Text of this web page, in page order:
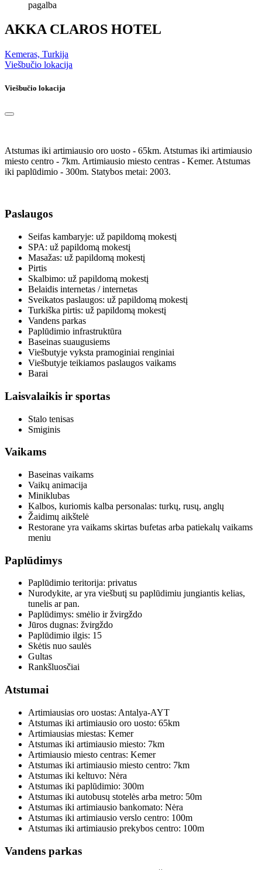
pagalba
AKKA CLAROS HOTEL
Kemeras, Turkija
Viešbučio lokacija
Viešbučio lokacija
Atstumas iki artimiausio oro uosto - 65km. Atstumas iki artimiausio
miesto centro - 7km. Artimiausio miesto centras - Kemer. Atstumas
iki paplūdimio - 300m. Statybos metai: 2003.
Paslaugos
Seifas kambaryje: už papildomą mokestį
SPA: už papildomą mokestį
Masažas: už papildomą mokestį
Pirtis
Skalbimo: už papildomą mokestį
Belaidis internetas / internetas
Sveikatos paslaugos: už papildomą mokestį
Turkiška pirtis: už papildomą mokestį
Vandens parkas
Paplūdimio infrastruktūra
Baseinas suaugusiems
Viešbutyje vyksta pramoginiai renginiai
Viešbutyje teikiamos paslaugos vaikams
Barai
Laisvalaikis ir sportas
Stalo tenisas
Smiginis
Vaikams
Baseinas vaikams
Vaikų animacija
Miniklubas
Kalbos, kuriomis kalba personalas: turkų, rusų, anglų
Žaidimų aikštelė
Restorane yra vaikams skirtas bufetas arba patiekalų vaikams
meniu
Paplūdimys
Paplūdimio teritorija: privatus
Nurodykite, ar yra viešbutį su paplūdimiu jungiantis kelias,
tunelis ar pan.
Paplūdimys: smėlio ir žvirgždo
Jūros dugnas: žvirgždo
Paplūdimio ilgis: 15
Skėtis nuo saulės
Gultas
Rankšluosčiai
Atstumai
Artimiausias oro uostas: Antalya-AYT
Atstumas iki artimiausio oro uosto: 65km
Artimiausias miestas: Kemer
Atstumas iki artimiausio miesto: 7km
Artimiausio miesto centras: Kemer
Atstumas iki artimiausio miesto centro: 7km
Atstumas iki keltuvo: Nėra
Atstumas iki paplūdimio: 300m
Atstumas iki autobusų stotelės arba metro: 50m
Atstumas iki artimiausio bankomato: Nėra
Atstumas iki artimiausio verslo centro: 100m
Atstumas iki artimiausio prekybos centro: 100m
Vandens parkas